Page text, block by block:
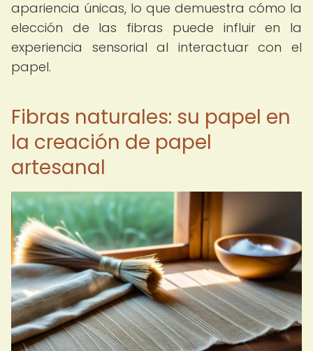
apariencia únicas, lo que demuestra cómo la
elección de las fibras puede influir en la
experiencia sensorial al interactuar con el
papel.
Fibras naturales: su papel en
la creación de papel
artesanal